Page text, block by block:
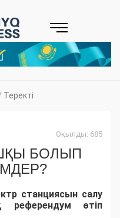
Теректі
Оқылды: 685
БОЛЫП
станциясын салу
референдум өтіп